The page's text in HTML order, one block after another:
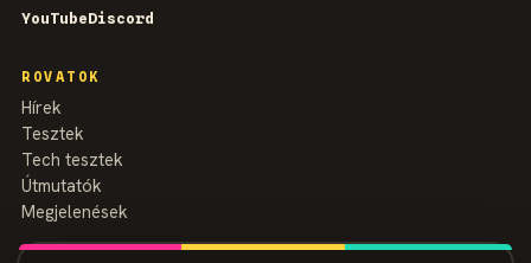
YouTubeDiscord
ROVATOK
Hírek
Tesztek
Tech tesztek
Útmutatók
Megjelenések